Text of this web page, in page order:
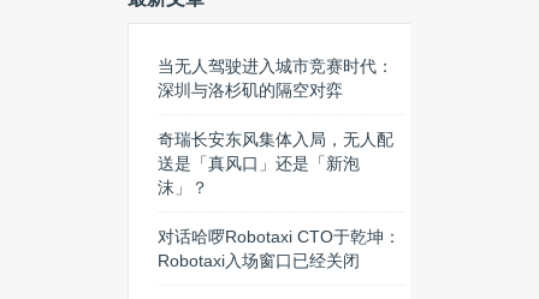
当无人驾驶进入城市竞赛时代：
深圳与洛杉矶的隔空对弈
奇瑞长安东风集体入局，无人配
送是「真风口」还是「新泡
沫」？
对话哈啰Robotaxi CTO于乾坤：
Robotaxi入场窗口已经关闭